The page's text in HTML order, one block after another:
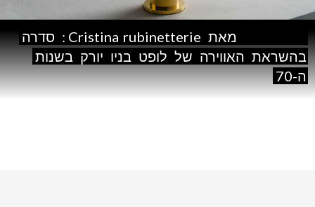
מאת Cristina rubinetterie:
סדרה
בהשראת האווירה של לופט בניו יורק בשנות
ה-70